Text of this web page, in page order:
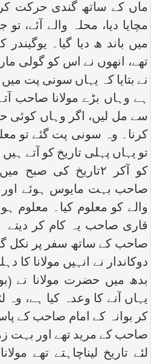
ماں کے ساتھ گندی حرکت
مچایا دیا، محلہ والے آئے،
میں باند ھ دیا گیا۔
تھے، انھوں نے اس کو گولی
نے بتایا کہ یہاں سونی پت
ہے وہاں بڑے مولانا صاحب
سے مل لیں، اگر وہاں کوئی
کرنا۔ وہ سونی پت گئے تو
تو یہاں پہلی تاریخ کو آتے
کو آکر ۲تاریخ کی
صاحب بہت مایوس ہوئے
والے کو معلوم کیا۔ معلوم
قاری صاحب یہ کام کر دیتے
صاحب کے ساتھ سفر پر نکل
دوکاندار نے انہیں مولانا کا
بدھ میں حضرت مولانا نے
یہاں آنے کا وعدہ کیا ہے، وہ
کر بوانہ کے امام صاحب کے
صاحب کے مرید تھے اور بہت
لئے تاریخ لیناچاہتے تھے